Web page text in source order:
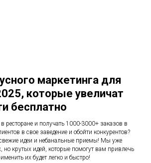
маркетинга для
которые увеличат
бесплатно
в ресторане и получать 1000-3000+ заказов в
в свое заведение и обойти конкурентов?
идеи и небанальные приемы! Мы уже
но крутых идей, которые помогут вам привлечь
их будет легко и быстро!